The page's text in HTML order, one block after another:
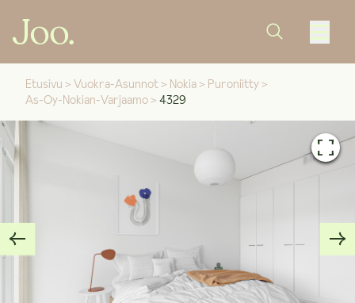
Etusivu > Vuokra-Asunnot > Nokia > Puroniitty >
As-Oy-Nokian-Varjaamo > 4329